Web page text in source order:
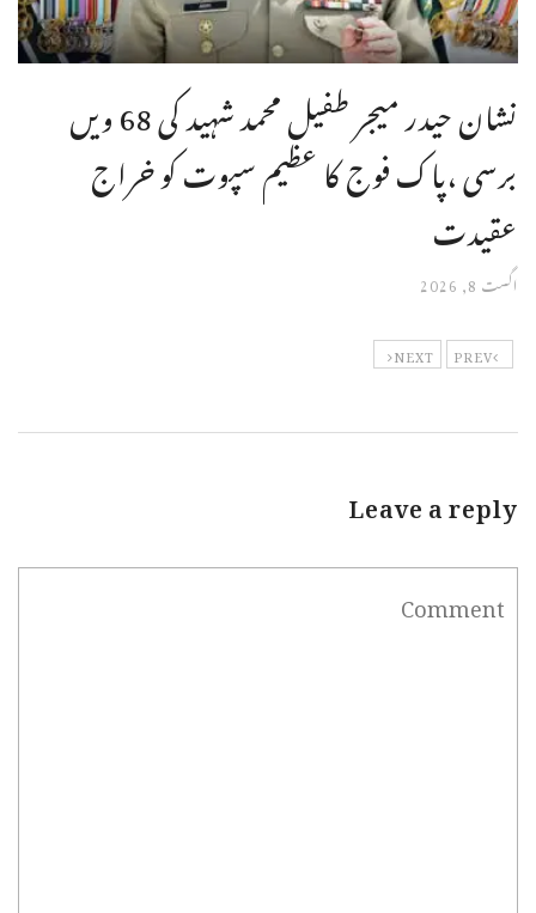
نشان حیدر میجر طفیل محمد شہید کی 68 ویں
برسی ،پاک فوج کا عظیم سپوت کو خراج
عقیدت
اگست 8, 2026
PREV
NEXT
Leave a reply